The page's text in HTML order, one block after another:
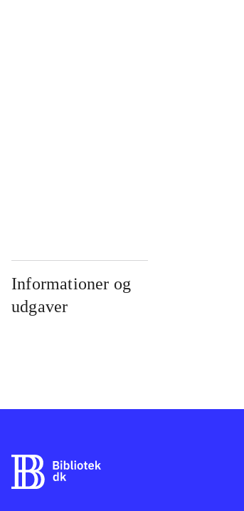
Informationer og
udgaver